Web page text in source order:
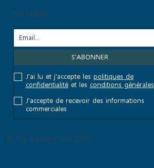
Newsletter
J'ai lu et j'accepte les politiques de
confidentialitéet les conditions générales
J'accepte de recevoir des informations
commerciales
© Top Kanaren SLU 2026